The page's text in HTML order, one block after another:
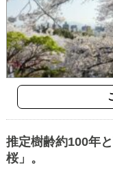
推定樹齢約100年
桜」。